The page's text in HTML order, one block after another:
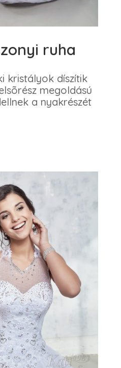
ruha
kristályok díszítik
megoldású
a nyakrészét